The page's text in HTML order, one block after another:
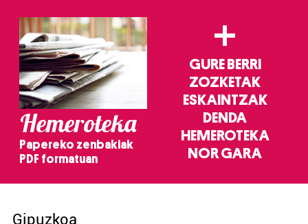
Hemeroteka
Papereko zenbakiak
PDF formatuan
+
GURE BERRI
ZOZKETAK
ESKAINTZAK
DENDA
HEMEROTEKA
NOR GARA
Gipuzkoa